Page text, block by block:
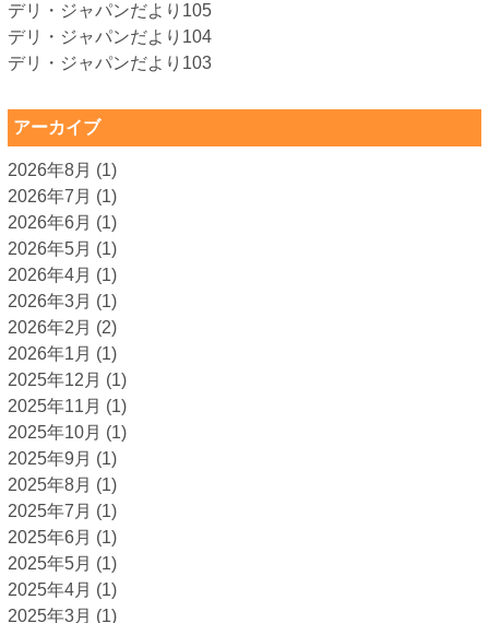
デリ・ジャパンだより105
デリ・ジャパンだより104
デリ・ジャパンだより103
アーカイブ
2026年8月 (1)
2026年7月 (1)
2026年6月 (1)
2026年5月 (1)
2026年4月 (1)
2026年3月 (1)
2026年2月 (2)
2026年1月 (1)
2025年12月 (1)
2025年11月 (1)
2025年10月 (1)
2025年9月 (1)
2025年8月 (1)
2025年7月 (1)
2025年6月 (1)
2025年5月 (1)
2025年4月 (1)
2025年3月 (1)